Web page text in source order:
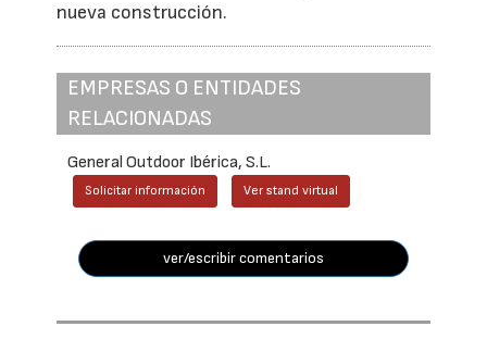
nueva construcción.
EMPRESAS O ENTIDADES
RELACIONADAS
General Outdoor Ibérica, S.L.
Solicitar información Ver stand virtual
ver/escribir comentarios